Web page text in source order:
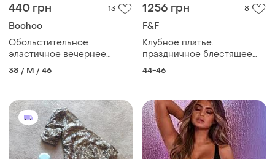
440 грн 13
Boohoo
Обольстительное
эластичное вечернее
клубное платье миди с
трендовым декольте
38 / M / 46
1256 грн 8
F&F
Клубное платье.
праздничное блестящее
новогоднее платье
44-46